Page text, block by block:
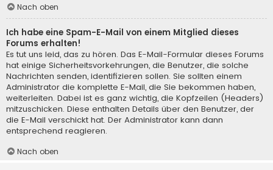
Nach oben
Ich habe eine Spam-E-Mail von einem Mitglied dieses
Forums erhalten!
Es tut uns leid, das zu hören. Das E-Mail-Formular dieses Forums
hat einige Sicherheitsvorkehrungen, die Benutzer, die solche
Nachrichten senden, identifizieren sollen. Sie sollten einem
Administrator die komplette E-Mail, die Sie bekommen haben,
weiterleiten. Dabei ist es ganz wichtig, die Kopfzeilen (Headers)
mitzuschicken. Diese enthalten Details über den Benutzer, der
die E-Mail verschickt hat. Der Administrator kann dann
entsprechend reagieren.
Nach oben